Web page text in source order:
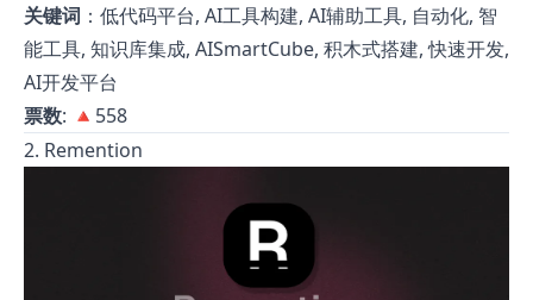
关键词 ：低代码平台, AI工具构建, AI辅助工具, 自动化, 智
能工具, 知识库集成, AISmartCube, 积木式搭建, 快速开发,
AI开发平台
票数: 🔺558
2. Remention